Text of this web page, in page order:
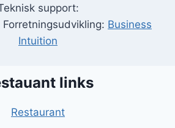
support:
Business
Intuition
links
Restaurant